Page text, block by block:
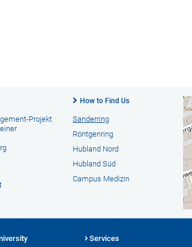
Projekt
How to Find Us
Sanderring
Röntgenring
Hubland Nord
Hubland Süd
Campus Medizin
Services